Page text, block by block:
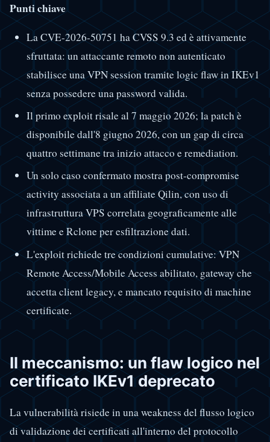
Punti chiave
La CVE-2026-50751 ha CVSS 9.3 ed è attivamente
sfruttata: un attaccante remoto non autenticato
stabilisce una VPN session tramite logic flaw in IKEv1
senza possedere una password valida.
Il primo exploit risale al 7 maggio 2026; la patch è
disponibile dall'8 giugno 2026, con un gap di circa
quattro settimane tra inizio attacco e remediation.
Un solo caso confermato mostra post-compromise
activity associata a un affiliate Qilin, con uso di
infrastruttura VPS correlata geograficamente alle
vittime e Rclone per esfiltrazione dati.
L'exploit richiede tre condizioni cumulative: VPN
Remote Access/Mobile Access abilitato, gateway che
accetta client legacy, e mancato requisito di machine
certificate.
Il meccanismo: un flaw logico nel
certificato IKEv1 deprecato
La vulnerabilità risiede in una weakness del flusso logico
di validazione dei certificati all'interno del protocollo